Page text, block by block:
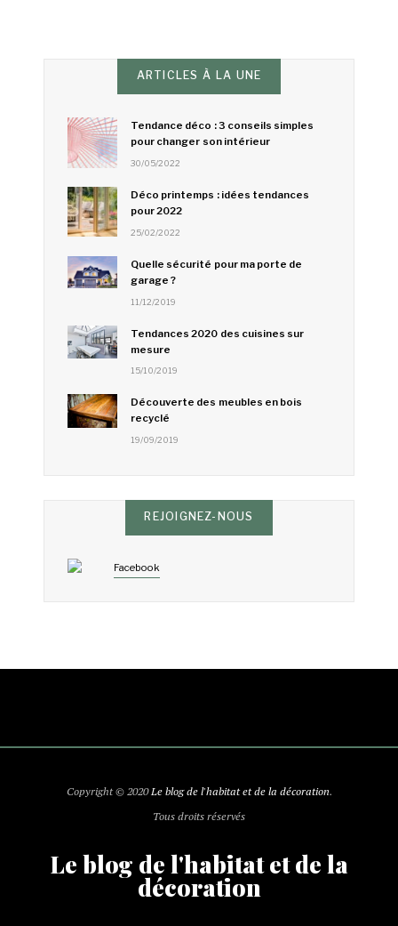
ARTICLES À LA UNE
Tendance déco : 3 conseils simples
pour changer son intérieur
30/05/2022
Déco printemps : idées tendances
pour 2022
25/02/2022
Quelle sécurité pour ma porte de
garage ?
11/12/2019
Tendances 2020 des cuisines sur
mesure
15/10/2019
Découverte des meubles en bois
recyclé
19/09/2019
REJOIGNEZ-NOUS
Facebook
Copyright © 2020Le blog de l'habitat et de la décoration.
Tous droits réservés
Le blog de l'habitat et de la
décoration